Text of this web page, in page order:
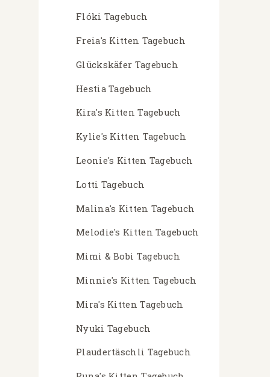
Flóki Tagebuch
Freia's Kitten Tagebuch
Glückskäfer Tagebuch
Hestia Tagebuch
Kira's Kitten Tagebuch
Kylie's Kitten Tagebuch
Leonie's Kitten Tagebuch
Lotti Tagebuch
Malina's Kitten Tagebuch
Melodie's Kitten Tagebuch
Mimi & Bobi Tagebuch
Minnie's Kitten Tagebuch
Mira's Kitten Tagebuch
Nyuki Tagebuch
Plaudertäschli Tagebuch